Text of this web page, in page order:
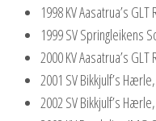
1998 KV Aasatrua’s
1999 SV Springleikens
2000 KV Aasatrua’s
2001 SV Bikkjulf’s
2002 SV Bikkjulf’s